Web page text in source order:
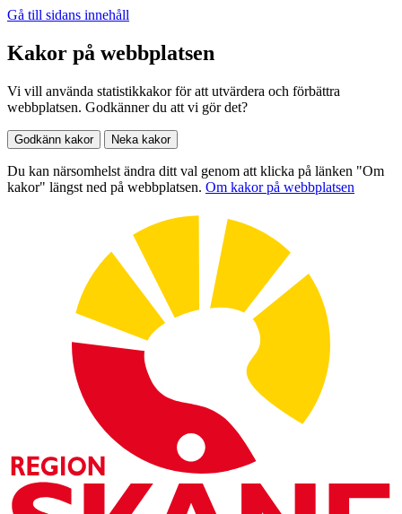
Gå till sidans innehåll
Kakor på webbplatsen
Vi vill använda statistikkakor för att utvärdera och förbättra
webbplatsen. Godkänner du att vi gör det?
Godkänn kakor Neka kakor
Du kan närsomhelst ändra ditt val genom att klicka på länken "Om
kakor" längst ned på webbplatsen. Om kakor på webbplatsen